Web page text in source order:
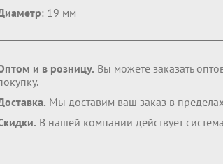
: 19 мм
и в розницу. Вы можете заказать
Мы доставим ваш заказ в
В нашей компании действует